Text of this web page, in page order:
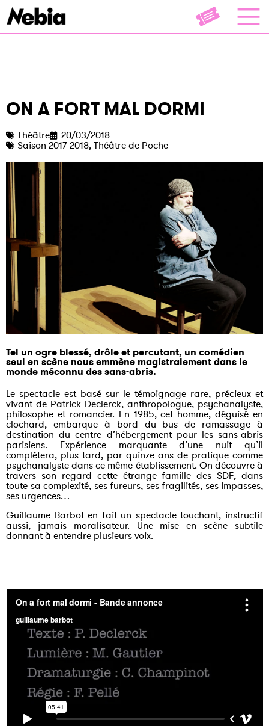
ON A FORT MAL DORMI
Théâtre
20/03/2018
Saison 2017-2018, Théâtre de Poche
Tel un ogre blessé, drôle et percutant, un comédien
seul en scène nous emmène magistralement dans le
monde méconnu des sans-abris.
Le spectacle est basé sur le témoignage rare, précieux et
vivant de Patrick Declerck, anthropologue, psychanalyste,
philosophe et romancier. En 1985, cet homme, déguisé en
clochard, embarque à bord du bus de ramassage à
destination du centre d’hébergement pour les sans-abris
parisiens. Expérience marquante d’une nuit qu’il
complétera, plus tard, par quinze ans de pratique comme
psychanalyste dans ce même établissement. On découvre à
travers son regard cette étrange famille des SDF, dans
toute sa complexité, ses fureurs, ses fragilités, ses impasses,
ses urgences…
Guillaume Barbot en fait un spectacle touchant, instructif
aussi, jamais moralisateur. Une mise en scène subtile
donnant à entendre plusieurs voix.